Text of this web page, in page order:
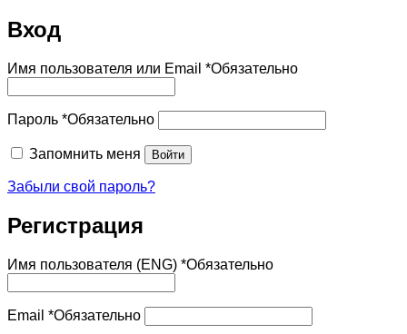
Вход
Имя пользователя или Email *Обязательно
Пароль *Обязательно
Запомнить меня Войти
Забыли свой пароль?
Регистрация
Имя пользователя (ENG) *Обязательно
Email *Обязательно